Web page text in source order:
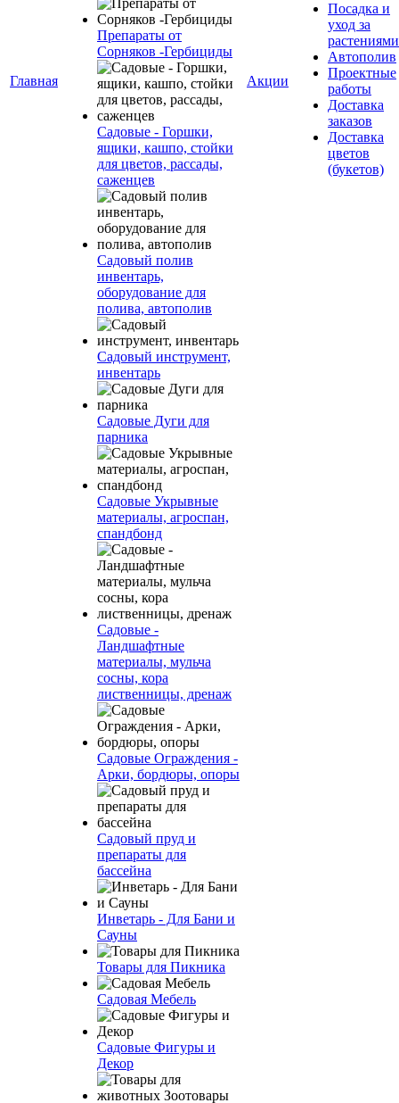
Главная
Препараты от
Сорняков -Гербициды
Садовые - Горшки,
ящики, кашпо, стойки
для цветов, рассады,
саженцев
Садовый полив
инвентарь,
оборудование для
полива, автополив
Садовый инструмент,
инвентарь
Садовые Дуги для
парника
Садовые Укрывные
материалы, агроспан,
спандбонд
Садовые -
Ландшафтные
материалы, мульча
сосны, кора
лиственницы, дренаж
Садовые Ограждения -
Арки, бордюры, опоры
Садовый пруд и
препараты для
бассейна
Инветарь - Для Бани и
Сауны
Товары для Пикника
Садовая Мебель
Садовые Фигуры и
Декор
Акции
Посадка и
уход за
растениями
Автополив
Проектные
работы
Доставка
заказов
Доставка
цветов
(букетов)